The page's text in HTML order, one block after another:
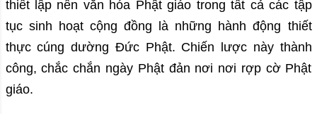
thiết lập nền văn hóa Phật giáo trong tất cả các tập
tục sinh hoạt cộng đồng là những hành động thiết
thực cúng dường Đức Phật. Chiến lược này thành
công, chắc chắn ngày Phật đản nơi nơi rợp cờ Phật
giáo.